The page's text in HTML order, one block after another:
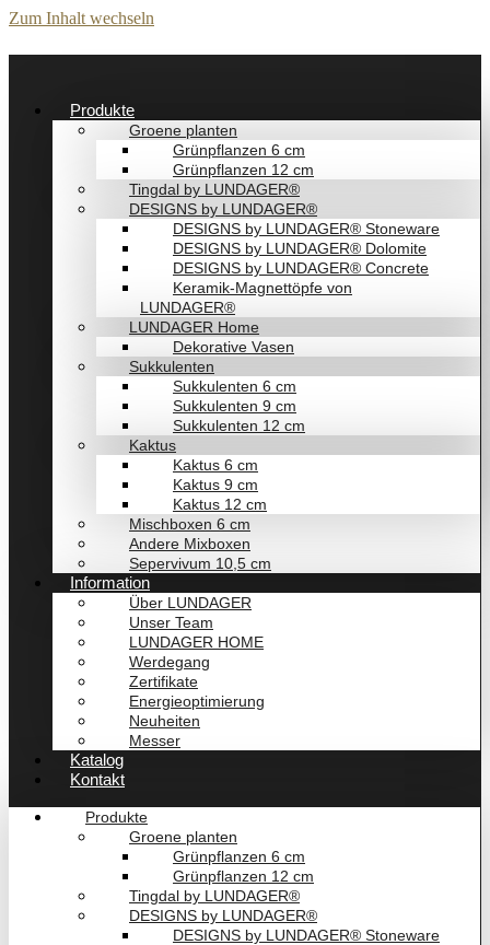
Zum Inhalt wechseln
Produkte
Groene planten
Grünpflanzen 6 cm
Grünpflanzen 12 cm
Tingdal by LUNDAGER®
DESIGNS by LUNDAGER®
DESIGNS by LUNDAGER® Stoneware
DESIGNS by LUNDAGER® Dolomite
DESIGNS by LUNDAGER® Concrete
Keramik-Magnettöpfe von
LUNDAGER®
LUNDAGER Home
Dekorative Vasen
Sukkulenten
Sukkulenten 6 cm
Sukkulenten 9 cm
Sukkulenten 12 cm
Kaktus
Kaktus 6 cm
Kaktus 9 cm
Kaktus 12 cm
Mischboxen 6 cm
Andere Mixboxen
Sepervivum 10,5 cm
Information
Über LUNDAGER
Unser Team
LUNDAGER HOME
Werdegang
Zertifikate
Energieoptimierung
Neuheiten
Messer
Katalog
Kontakt
Produkte
Groene planten
Grünpflanzen 6 cm
Grünpflanzen 12 cm
Tingdal by LUNDAGER®
DESIGNS by LUNDAGER®
DESIGNS by LUNDAGER® Stoneware